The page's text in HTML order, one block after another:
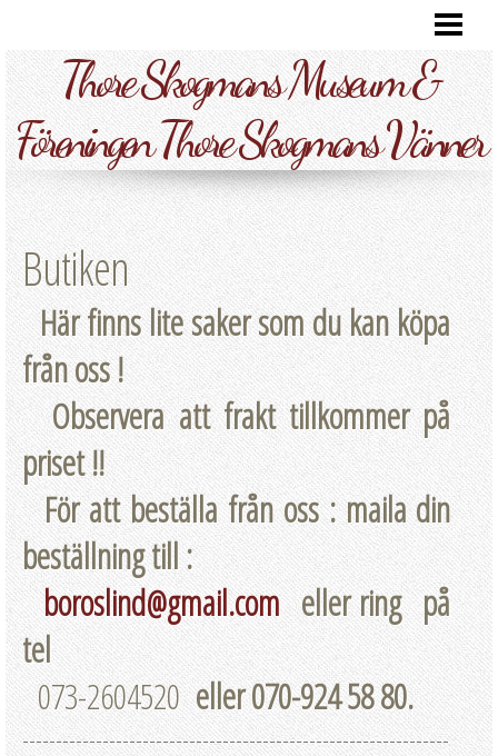
HÄR FINNS VI
FOTOGALLERI
KONTAKTA
VÅRA BESÖKARE
THORE SKOGMANS VÄNNER
OM OSS
BUTIKEN
Thore Skogmans Museum &
Föreningen Thore Skogmans Vänner
Butiken
Här finns lite saker som du kan köpa
från oss !
Observera att frakt tillkommer på
priset !!
För att beställa från oss : maila din
beställning till :
boroslind@gmail.comeller ring på
tel
073-2604520eller 070-924 58 80.
----------------------------------------------------------------